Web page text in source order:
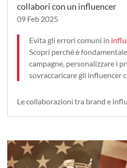
collabori con un influencer
09 Feb 2025
Evita gli errori comuni in
Scopri perché è
campagne, personalizzare i
sovraccaricare gli influencer
Le collaborazioni tra brand e